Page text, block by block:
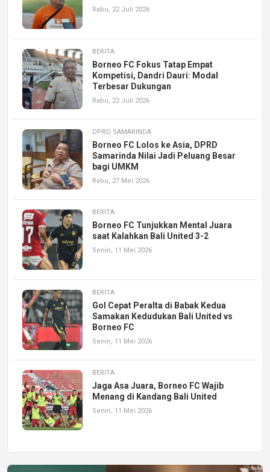
Rabu, 22 Juli 2026
BERITA
Borneo FC Fokus Tatap Empat
Kompetisi, Dandri Dauri: Modal
Terbesar Dukungan
Rabu, 22 Juli 2026
DPRD SAMARINDA
Borneo FC Lolos ke Asia, DPRD
Samarinda Nilai Jadi Peluang Besar
bagi UMKM
Rabu, 27 Mei 2026
BERITA
Borneo FC Tunjukkan Mental Juara
saat Kalahkan Bali United 3-2
Senin, 11 Mei 2026
BERITA
Gol Cepat Peralta di Babak Kedua
Samakan Kedudukan Bali United vs
Borneo FC
Senin, 11 Mei 2026
BERITA
Jaga Asa Juara, Borneo FC Wajib
Menang di Kandang Bali United
Senin, 11 Mei 2026